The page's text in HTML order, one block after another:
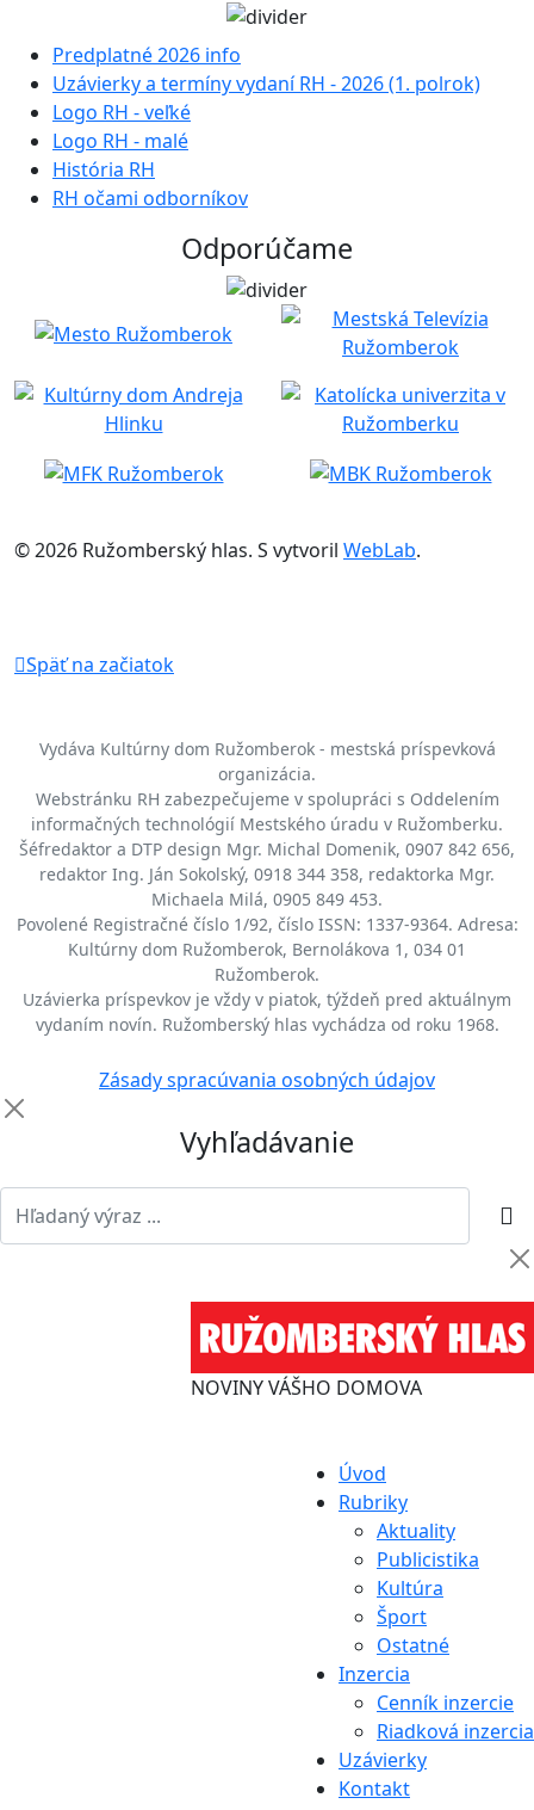
Predplatné 2026 info
Uzávierky a termíny vydaní RH - 2026 (1. polrok)
Logo RH - veľké
Logo RH - malé
História RH
RH očami odborníkov
Odporúčame
© 2026 Ružomberský hlas. S vytvoril WebLab.
Späť na začiatok
Vydáva Kultúrny dom Ružomberok - mestská príspevková
organizácia.
Webstránku RH zabezpečujeme v spolupráci s Oddelením
informačných technológií Mestského úradu v Ružomberku.
Šéfredaktor a DTP design Mgr. Michal Domenik, 0907 842 656,
redaktor Ing. Ján Sokolský, 0918 344 358, redaktorka Mgr.
Michaela Milá, 0905 849 453.
Povolené Registračné číslo 1/92, číslo ISSN: 1337-9364. Adresa:
Kultúrny dom Ružomberok, Bernolákova 1, 034 01
Ružomberok.
Uzávierka príspevkov je vždy v piatok, týždeň pred aktuálnym
vydaním novín. Ružomberský hlas vychádza od roku 1968.
Zásady spracúvania osobných údajov
Vyhľadávanie
NOVINY VÁŠHO DOMOVA
Úvod
Rubriky
Aktuality
Publicistika
Kultúra
Šport
Ostatné
Inzercia
Cenník inzercie
Riadková inzercia
Uzávierky
Kontakt